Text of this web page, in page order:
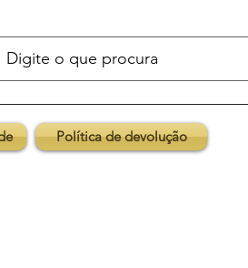
Política de devolução